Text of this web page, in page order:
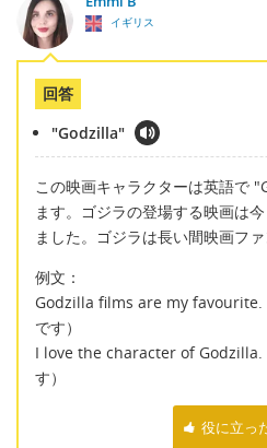
イギリス
回答
"Godzilla"
この映画キャラクターは英語で
ます。ゴジラの登場する映画は
ました。ゴジラは長い間映画フ
例文：
Godzilla films are my favourite.
です）
I love the character of Godzilla.
す）
役に立っ